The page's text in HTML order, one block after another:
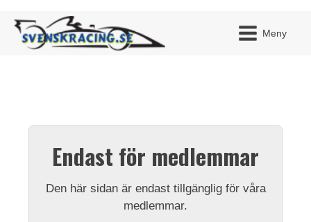
Meny
Endast för medlemmar
Den här sidan är endast tillgänglig för våra
medlemmar.